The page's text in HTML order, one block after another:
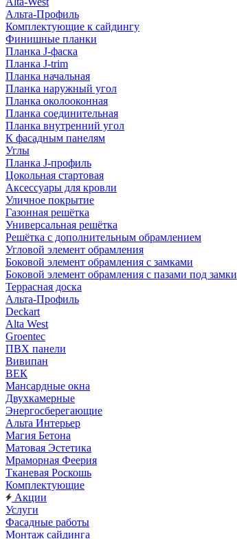
Альта-Профиль
Комплектующие к сайдингу
Финишные планки
Планка J-фаска
Планка J-trim
Планка начальная
Планка наружный угол
Планка околооконная
Планка соединительная
Планка внутренний угол
К фасадным панелям
Углы
Планка J-профиль
Цокольная стартовая
Аксессуары для кровли
Уличное покрытие
Газонная решётка
Универсальная решётка
Решётка с дополнительным обрамлением
Угловой элемент обрамления
Боковой элемент обрамления с замками
Боковой элемент обрамления с пазами под замки
Террасная доска
Альта-Профиль
Deckart
Alta West
Groentec
ПВХ панели
Вивипан
ВЕК
Мансардные окна
Двухкамерные
Энергосберегающие
Альта Интерьер
Магия Бетона
Матовая Эстетика
Мраморная Феерия
Тканевая Роскошь
Комплектующие
Акции
Услуги
Фасадные работы
Монтаж сайдинга